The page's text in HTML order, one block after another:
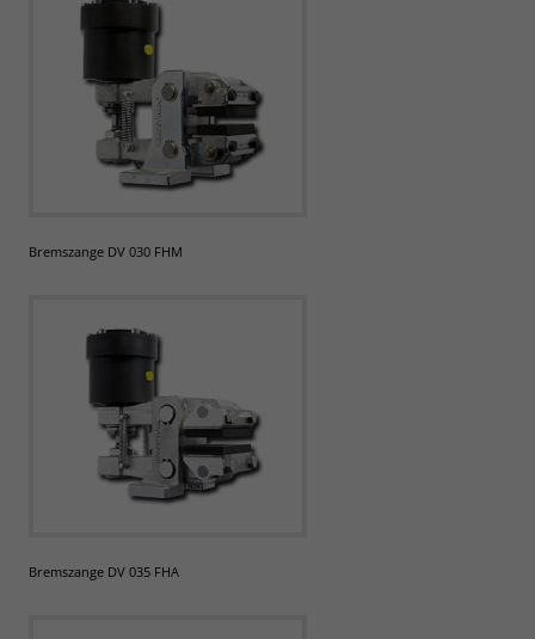
Bremszange DV 030 FHM
Bremszange DV 035 FHA